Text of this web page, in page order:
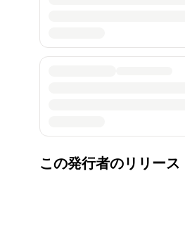
この発行者のリリース